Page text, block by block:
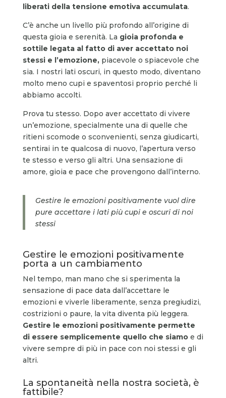
liberati della tensione emotiva accumulata.
C’è anche un livello più profondo all’origine di
questa gioia e serenità. La gioia profonda e
sottile legata al fatto di aver accettato noi
stessi e l’emozione,piacevole o spiacevole che
sia. I nostri lati oscuri, in questo modo, diventano
molto meno cupi e spaventosi proprio perché li
abbiamo accolti.
Prova tu stesso. Dopo aver accettato di vivere
un’emozione, specialmente una di quelle che
ritieni scomode o sconvenienti, senza giudicarti,
sentirai in te qualcosa di nuovo, l’apertura verso
te stesso e verso gli altri. Una sensazione di
amore, gioia e pace che provengono dall’interno.
Gestire le emozioni positivamente vuol dire
pure accettare i lati più cupi e oscuri di noi
stessi
Gestire le emozioni positivamente
porta a un cambiamento
Nel tempo, man mano che si sperimenta la
sensazione di pace data dall’accettare le
emozioni e viverle liberamente, senza pregiudizi,
costrizioni o paure, la vita diventa più leggera.
Gestire le emozioni positivamente permette
di essere semplicemente quello che siamo e di
vivere sempre di più in pace con noi stessi e gli
altri.
La spontaneità nella nostra società, è
fattibile?